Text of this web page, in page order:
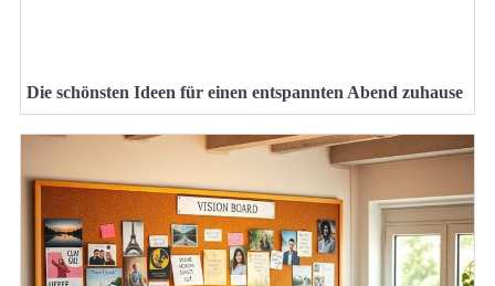
Die schönsten Ideen für einen entspannten Abend zuhause